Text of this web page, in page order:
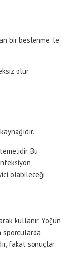
bir beslenme ile
olur.
Bu
olabileceği
kullanır. Yoğun
sporcularda
fakat sonuçlar